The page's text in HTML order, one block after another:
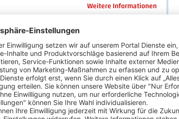
Weitere Informationen